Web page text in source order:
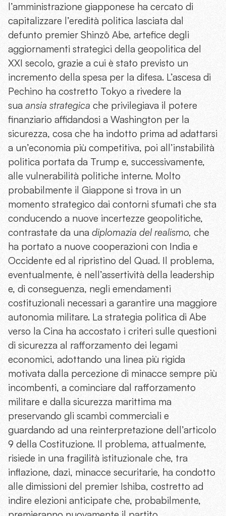
l’amministrazione giapponese ha cercato di
capitalizzare l’eredità politica lasciata dal
defunto premier Shinzō Abe, artefice degli
aggiornamenti strategici della geopolitica del
XXI secolo, grazie a cui è stato previsto un
incremento della spesa per la difesa. L’ascesa di
Pechino ha costretto Tokyo a rivedere la
sua ansia strategica che privilegiava il potere
finanziario affidandosi a Washington per la
sicurezza, cosa che ha indotto prima ad adattarsi
a un’economia più competitiva, poi all’instabilità
politica portata da Trump e, successivamente,
alle vulnerabilità politiche interne. Molto
probabilmente il Giappone si trova in un
momento strategico dai contorni sfumati che sta
conducendo a nuove incertezze geopolitiche,
contrastate da una diplomazia del realismo, che
ha portato a nuove cooperazioni con India e
Occidente ed al ripristino del Quad. Il problema,
eventualmente, è nell’assertività della leadership
e, di conseguenza, negli emendamenti
costituzionali necessari a garantire una maggiore
autonomia militare. La strategia politica di Abe
verso la Cina ha accostato i criteri sulle questioni
di sicurezza al rafforzamento dei legami
economici, adottando una linea più rigida
motivata dalla percezione di minacce sempre più
incombenti, a cominciare dal rafforzamento
militare e dalla sicurezza marittima ma
preservando gli scambi commerciali e
guardando ad una reinterpretazione dell’articolo
9 della Costituzione. Il problema, attualmente,
risiede in una fragilità istituzionale che, tra
inflazione, dazi, minacce securitarie, ha condotto
alle dimissioni del premier Ishiba, costretto ad
indire elezioni anticipate che, probabilmente,